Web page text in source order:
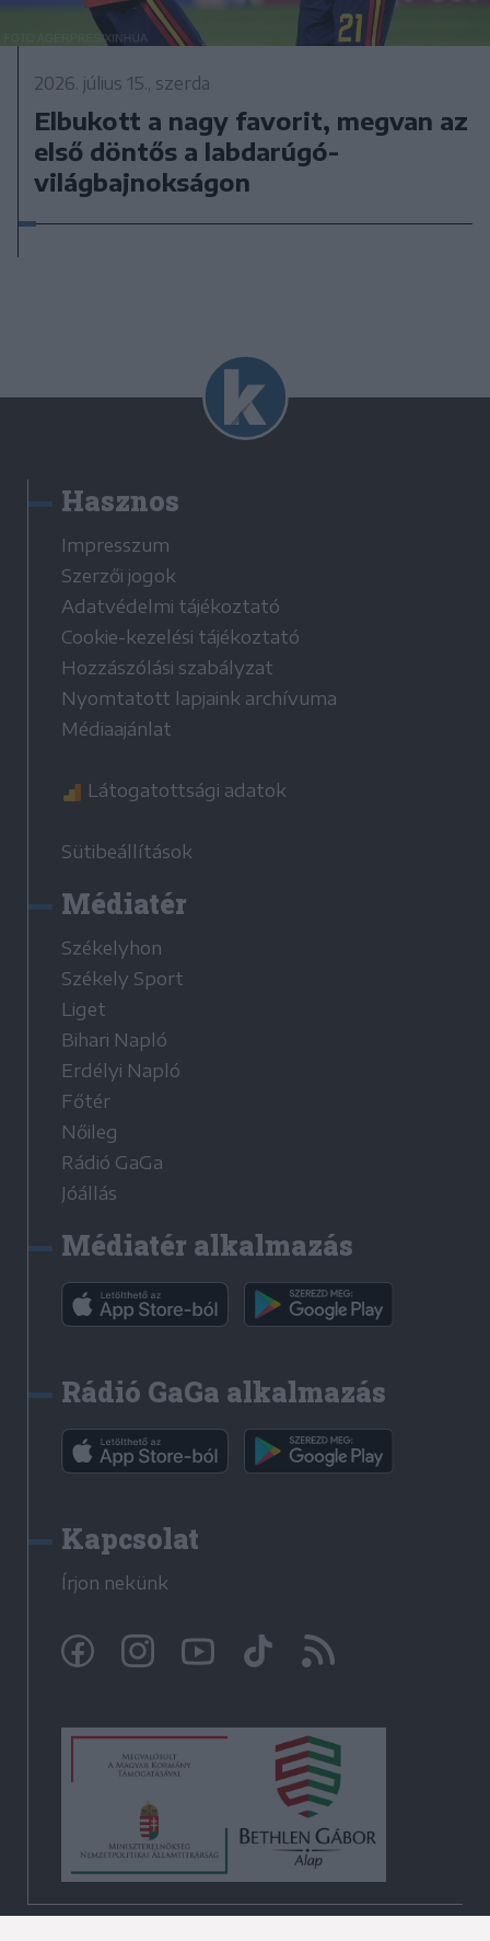
2026. július 15., szerda
Elbukott a nagy favorit, megvan az
első döntős a labdarúgó-
világbajnokságon
Hasznos
Impresszum
Szerzői jogok
Adatvédelmi tájékoztató
Cookie-kezelési tájékoztató
Hozzászólási szabályzat
Nyomtatott lapjaink archívuma
Médiaajánlat
Látogatottsági adatok
Sütibeállítások
Médiatér
Székelyhon
Székely Sport
Liget
Bihari Napló
Erdélyi Napló
Főtér
Nőileg
Rádió GaGa
Jóállás
Médiatér alkalmazás
Rádió GaGa alkalmazás
Kapcsolat
Írjon nekünk